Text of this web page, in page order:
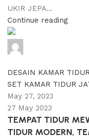
UKIR JEPA...
Continue reading
DESAIN KAMAR
SET KAMAR TIDUR
May 27, 2023
27 May 2023
TEMPAT TIDUR
TIDUR MODERN,